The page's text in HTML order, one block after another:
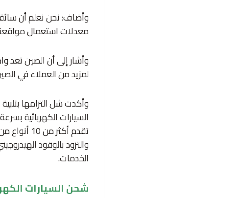
وأضاف: نحن نعلم أن
معدلات استعمال مواقعنا في الصين
وأشار إلى أن الصين تعد
لمزيد من العملاء في
وأكدت شل التزامها
السيارات الكهربائية
تقدم
والتزود بالوقود
الخدمات.
شحن السيارات